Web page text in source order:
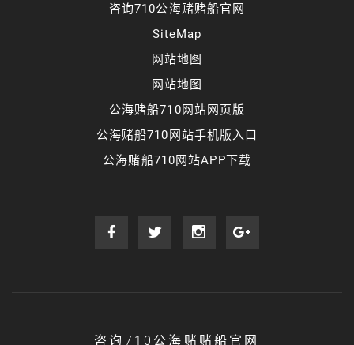
咨询710公海赌赌船官网
SiteMap
网站地图
网站地图
公海赌船710网站网页版
公海赌船710网站手机版入口
公海赌船710网站APP下载
咨询710公海赌赌船官网